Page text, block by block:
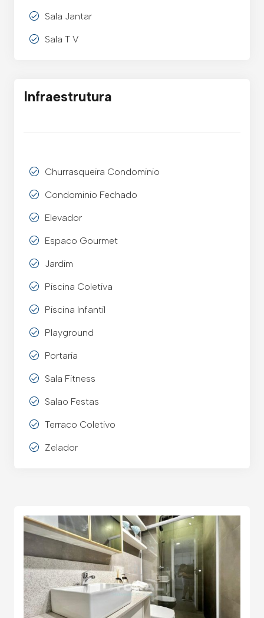
Sala Jantar
Sala T V
Infraestrutura
Churrasqueira Condominio
Condominio Fechado
Elevador
Espaco Gourmet
Jardim
Piscina Coletiva
Piscina Infantil
Playground
Portaria
Sala Fitness
Salao Festas
Terraco Coletivo
Zelador